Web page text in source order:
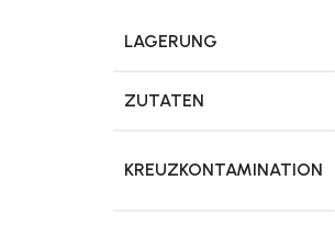
LAGERUNG
ZUTATEN
KREUZKONTAMINATION